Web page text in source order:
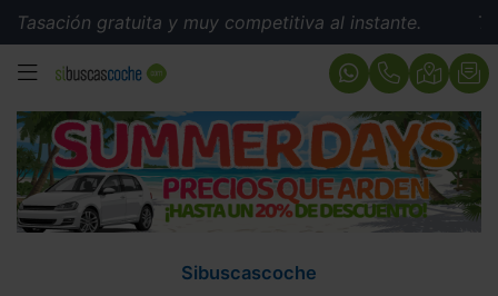
gratuita y muy competitiva al instante. Tasación
MENÚ
Sibuscascoche